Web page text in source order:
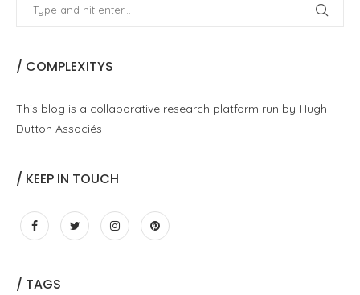
/ COMPLEXITYS
This blog is a collaborative research platform run by Hugh
Dutton Associés
/ KEEP IN TOUCH
/ TAGS